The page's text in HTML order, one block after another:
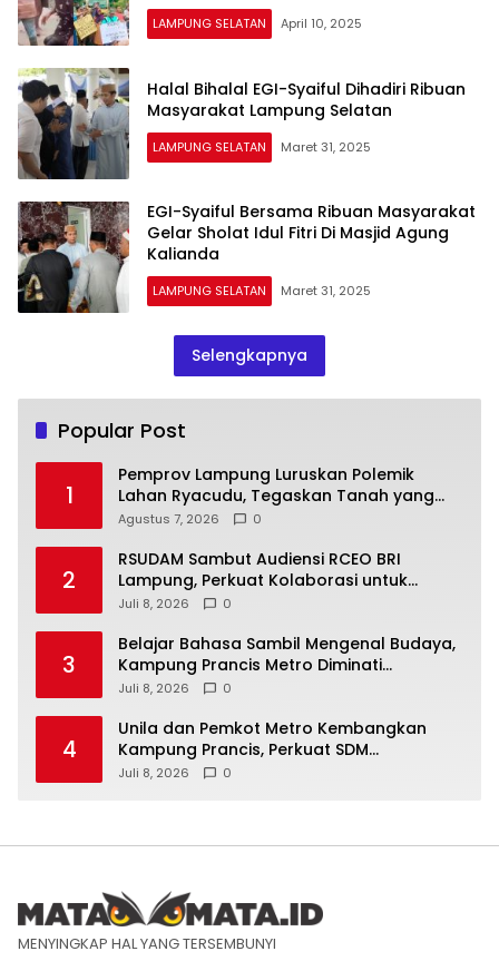
LAMPUNG SELATAN April 10, 2025
Halal Bihalal EGI-Syaiful Dihadiri Ribuan
Masyarakat Lampung Selatan
LAMPUNG SELATAN Maret 31, 2025
EGI-Syaiful Bersama Ribuan Masyarakat
Gelar Sholat Idul Fitri Di Masjid Agung
Kalianda
LAMPUNG SELATAN Maret 31, 2025
Selengkapnya
Popular Post
1
Pemprov Lampung Luruskan Polemik
Lahan Ryacudu, Tegaskan Tanah yang
Dipersoalkan Bukan Aset Provinsi
Agustus 7, 2026 0
2
RSUDAM Sambut Audiensi RCEO BRI
Lampung, Perkuat Kolaborasi untuk
Pengembangan Layanan dan SDM
Juli 8, 2026 0
3
Belajar Bahasa Sambil Mengenal Budaya,
Kampung Prancis Metro Diminati
Masyarakat
Juli 8, 2026 0
4
Unila dan Pemkot Metro Kembangkan
Kampung Prancis, Perkuat SDM
Berwawasan Internasional
Juli 8, 2026 0
MENYINGKAP HAL YANG TERSEMBUNYI